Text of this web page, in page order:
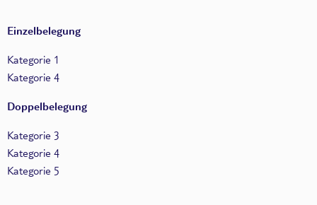
Einzelbelegung
Kategorie 1
Kategorie 4
Doppelbelegung
Kategorie 3
Kategorie 4
Kategorie 5